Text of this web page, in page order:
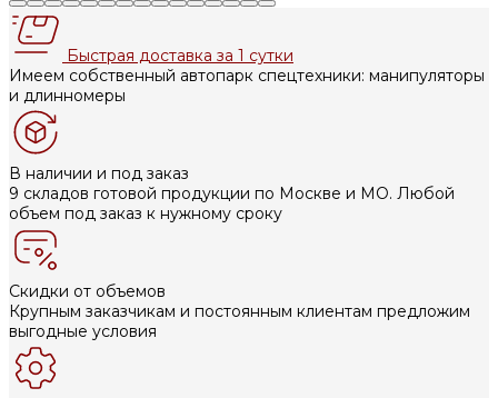
Быстрая доставка за 1 сутки
Имеем собственный автопарк спецтехники: манипуляторы
и длинномеры
В наличии и под заказ
9 складов готовой продукции по Москве и МО. Любой
объем под заказ к нужному сроку
Скидки от объемов
Крупным заказчикам и постоянным клиентам предложим
выгодные условия